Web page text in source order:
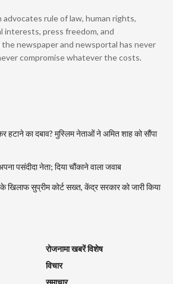
advocates rule of law, human rights,
interests, press freedom, and
newspaper and newsportal has never
compromise whatever the costs.
हटाने का दबाव? मुस्लिम नेताओं ने अमित शाह को सौंपा
पसंदीदा नेता; दिया चौंकाने वाला जवाब
खिलाफ सुप्रीम कोर्ट सख्त, केंद्र सरकार को जारी किया
रोजनामा खबरें विशेष
विचार
समाचार